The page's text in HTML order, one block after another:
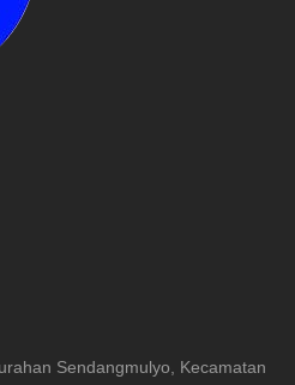
Sendangmulyo, Kecamatan